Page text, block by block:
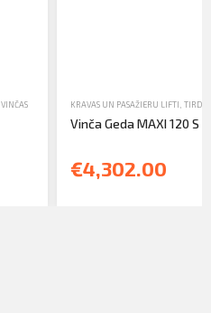
VINČAS KRAVAS UN PASAŽIERU LIFTI
Vinča Geda MAXI 120 S
€4,302.00